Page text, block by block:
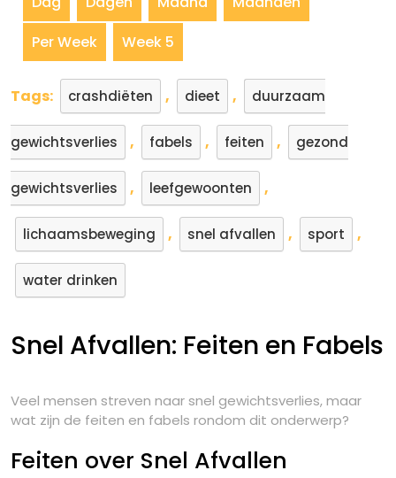
Per Week
Week 5
Tags: crashdiëten , dieet , duurzaam
gewichtsverlies , fabels , feiten , gezond
gewichtsverlies , leefgewoonten ,
lichaamsbeweging , snel afvallen , sport ,
water drinken
Snel Afvallen: Feiten en Fabels
Veel mensen streven naar snel gewichtsverlies, maar
wat zijn de feiten en fabels rondom dit onderwerp?
Feiten over Snel Afvallen